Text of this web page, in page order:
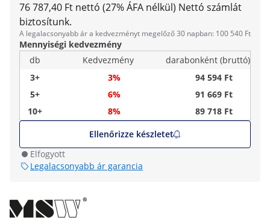
76 787,40 Ft nettó (27% ÁFA nélkül) Nettó számlát
biztosítunk.
A legalacsonyabb ár a kedvezményt megelőző 30 napban: 100 540 Ft
Mennyiségi kedvezmény
db
Kedvezmény
darabonként (bruttó)
3+
3%
94 594 Ft
5+
6%
91 669 Ft
10+
8%
89 718 Ft
Ellenőrizze készletet
Elfogyott
Legalacsonyabb ár garancia